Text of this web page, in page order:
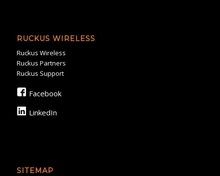
RUCKUS WIRELESS
Ruckus Wireless
Ruckus Partners
Ruckus Support
Facebook
LinkedIn
SITEMAP